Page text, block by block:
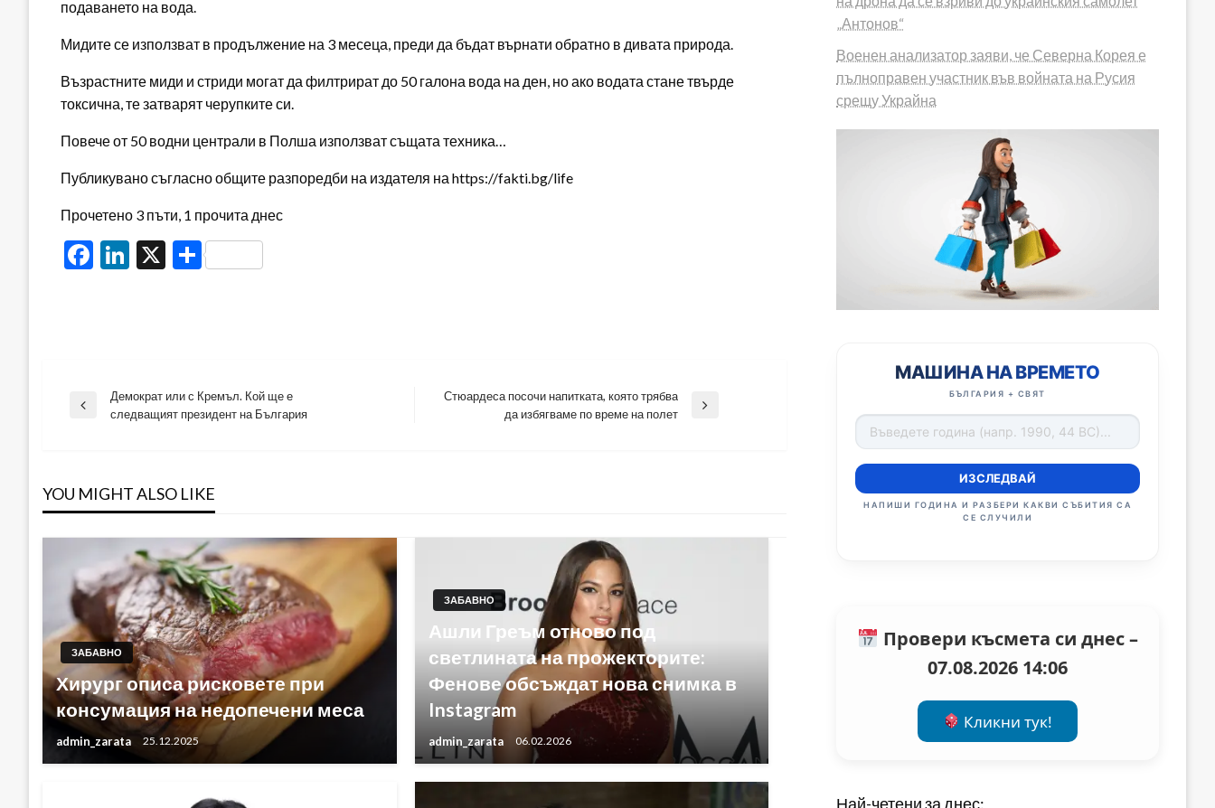
подаването на вода.
Мидите се използват в продължение на 3 месеца, преди да бъдат върнати обратно в дивата природа.
Възрастните миди и стриди могат да филтрират до 50 галона вода на ден, но ако водата стане твърде
токсична, те затварят черупките си.
Повече от 50 водни централи в Полша използват същата техника…
Публикувано съгласно общите разпоредби на издателя на https://fakti.bg/life
Прочетено 3 пъти, 1 прочита днес
Facebook
LinkedIn
X Share
Навигация
Previous
Демократ или с Кремъл. Кой ще е
следващият президент на България
Стюардеса посочи напитката, която трябва
да избягваме по време на полет
YOU MIGHT ALSO LIKE
ЗАБАВНО
Хирург описа рисковете при
консумация на недопечени меса
admin_zarata 25.12.2025
ЗАБАВНО
Ашли Греъм отново под
светлината на прожекторите:
Фенове обсъждат нова снимка в
Instagram
admin_zarata 06.02.2026
„Антонов“
Военен анализатор заяви, че Северна Корея е
пълноправен участник във войната на Русия
срещу Украйна
МАШИНА НА ВРЕМЕТО
БЪЛГАРИЯ + СВЯТ
ИЗСЛЕДВАЙ
НАПИШИ ГОДИНА И РАЗБЕРИ КАКВИ СЪБИТИЯ СА
СЕ СЛУЧИЛИ
Провери късмета си днес –
07.08.2026 14:06
Кликни тук!
Най-четени за днес: